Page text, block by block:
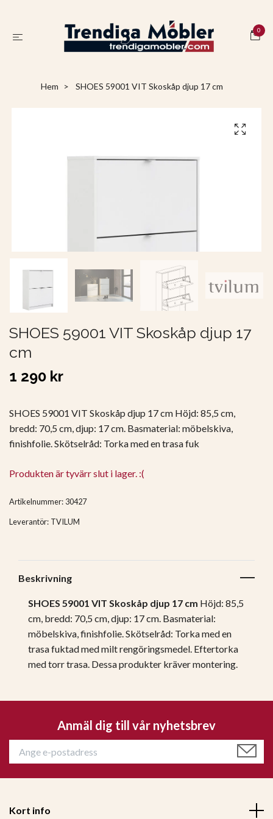
0
Hem SHOES 59001 VIT Skoskåp djup 17 cm
SHOES 59001 VIT Skoskåp djup 17
cm
1 290 kr
SHOES 59001 VIT Skoskåp djup 17 cm Höjd: 85,5 cm,
bredd: 70,5 cm, djup: 17 cm. Basmaterial: möbelskiva,
finishfolie. Skötselråd: Torka med en trasa fuk
Produkten är tyvärr slut i lager. :(
Artikelnummer: 30427
Leverantör: TVILUM
Beskrivning
SHOES 59001 VIT Skoskåp djup 17 cm Höjd: 85,5
cm, bredd: 70,5 cm, djup: 17 cm. Basmaterial:
möbelskiva, finishfolie. Skötselråd: Torka med en
trasa fuktad med milt rengöringsmedel. Eftertorka
med torr trasa. Dessa produkter kräver montering
Anmäl dig till vår nyhetsbrev
Kort info